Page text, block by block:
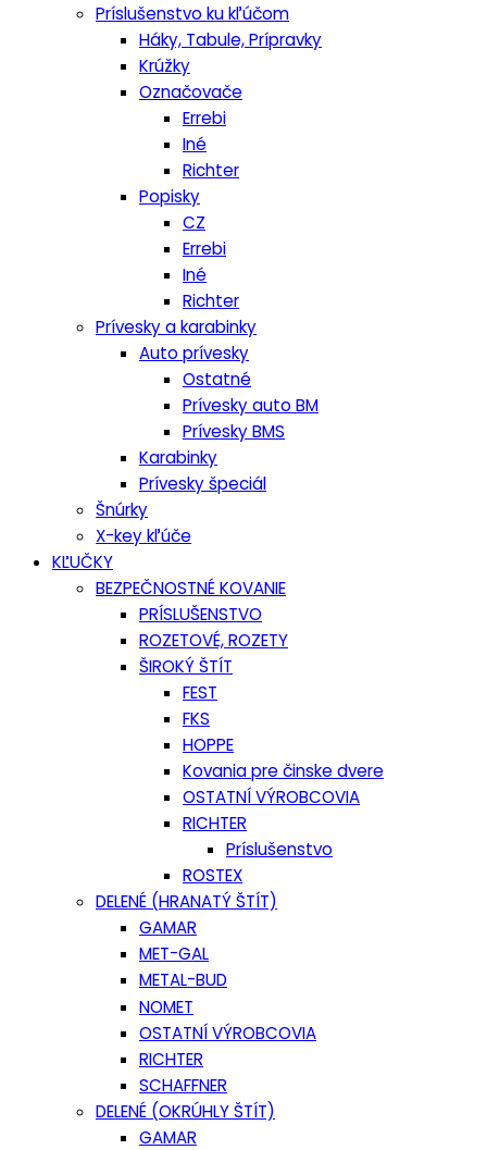
Príslušenstvo ku kľúčom
Háky, Tabule, Prípravky
Krúžky
Označovače
Errebi
Iné
Richter
Popisky
CZ
Errebi
Iné
Richter
Prívesky a karabinky
Auto prívesky
Ostatné
Prívesky auto BM
Prívesky BMS
Karabinky
Prívesky špeciál
Šnúrky
X-key kľúče
KĽUČKY
BEZPEČNOSTNÉ KOVANIE
PRÍSLUŠENSTVO
ROZETOVÉ, ROZETY
ŠIROKÝ ŠTÍT
FEST
FKS
HOPPE
Kovania pre činske dvere
OSTATNÍ VÝROBCOVIA
RICHTER
Príslušenstvo
ROSTEX
DELENÉ (HRANATÝ ŠTÍT)
GAMAR
MET-GAL
METAL-BUD
NOMET
OSTATNÍ VÝROBCOVIA
RICHTER
SCHAFFNER
DELENÉ (OKRÚHLY ŠTÍT)
GAMAR